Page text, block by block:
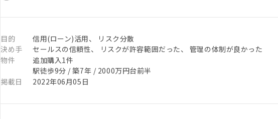
目的
信用(ローン)活用、 リスク分散
決め手
セールスの信頼性、 リスクが許容範囲だった、 管理の体制が良かった
物件
追加購入1件
駅徒歩9分 / 築7年 / 2000万円台前半
掲載日
2022年06月05日